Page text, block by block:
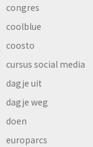
congres
coolblue
coosto
cursus social media
dagje uit
dagje weg
doen
europarcs